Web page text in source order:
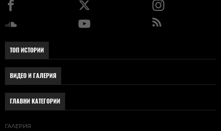
ТОП ИСТОРИИ
ВИДЕО И ГАЛЕРИЯ
ГЛАВНИ КАТЕГОРИИ
ГАЛЕРИЯ